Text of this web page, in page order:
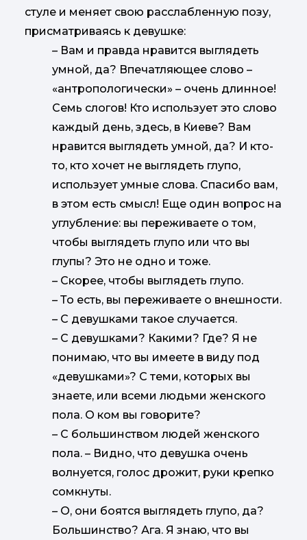
стуле и меняет свою расслабленную позу,
присматриваясь к девушке:
– Вам и правда нравится выглядеть
умной, да? Впечатляющее слово –
«антропологически» – очень длинное!
Семь слогов! Кто использует это слово
каждый день, здесь, в Киеве? Вам
нравится выглядеть умной, да? И кто-
то, кто хочет не выглядеть глупо,
использует умные слова. Спасибо вам,
в этом есть смысл! Еще один вопрос на
углубление: вы переживаете о том,
чтобы выглядеть глупо или что вы
глупы? Это не одно и тоже.
– Скорее, чтобы выглядеть глупо.
– То есть, вы переживаете о внешности.
– С девушками такое случается.
– С девушками? Какими? Где? Я не
понимаю, что вы имеете в виду под
«девушками»? С теми, которых вы
знаете, или всеми людьми женского
пола. О ком вы говорите?
– С большинством людей женского
пола. – Видно, что девушка очень
волнуется, голос дрожит, руки крепко
сомкнуты.
– О, они боятся выглядеть глупо, да?
Большинство? Ага. Я знаю, что вы